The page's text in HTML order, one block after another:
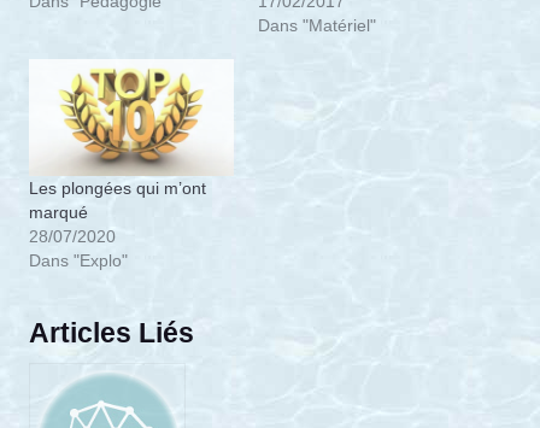
Dans "Matériel"
Les plongées qui m’ont
marqué
28/07/2020
Dans "Explo"
Articles Liés